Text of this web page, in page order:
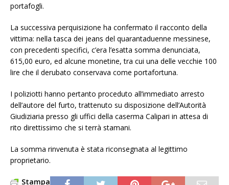
portafogli.
La successiva perquisizione ha confermato il racconto della
vittima: nella tasca dei jeans del quarantaduenne messinese,
con precedenti specifici, c’era l’esatta somma denunciata,
615,00 euro, ed alcune monetine, tra cui una delle vecchie 100
lire che il derubato conservava come portafortuna.
I poliziotti hanno pertanto proceduto all’immediato arresto
dell’autore del furto, trattenuto su disposizione dell’Autorità
Giudiziaria presso gli uffici della caserma Calipari in attesa di
rito direttissimo che si terrà stamani.
La somma rinvenuta è stata riconsegnata al legittimo
proprietario.
Stampa